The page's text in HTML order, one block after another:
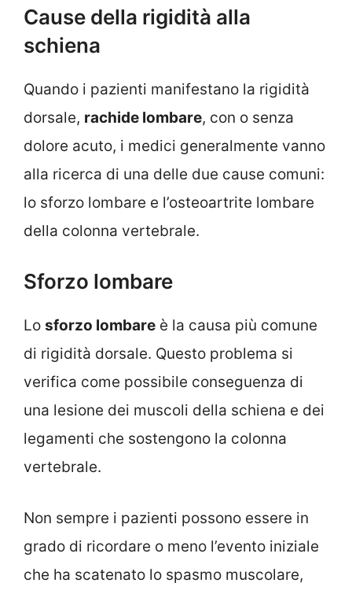
Cause della rigidità alla
schiena
Quando i pazienti manifestano la rigidità
dorsale, rachide lombare, con o senza
dolore acuto, i medici generalmente vanno
alla ricerca di una delle due cause comuni:
lo sforzo lombare e l’osteoartrite lombare
della colonna vertebrale.
Sforzo lombare
Lo sforzo lombare è la causa più comune
di rigidità dorsale. Questo problema si
verifica come possibile conseguenza di
una lesione dei muscoli della schiena e dei
legamenti che sostengono la colonna
vertebrale.
Non sempre i pazienti possono essere in
grado di ricordare o meno l’evento iniziale
che ha scatenato lo spasmo muscolare,